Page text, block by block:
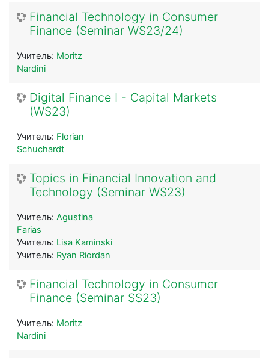
Financial Technology in Consumer
Finance (Seminar WS23/24)
Учитель: Moritz
Nardini
Digital Finance I - Capital Markets
(WS23)
Учитель: Florian
Schuchardt
Topics in Financial Innovation and
Technology (Seminar WS23)
Учитель: Agustina
Farias
Учитель: Lisa Kaminski
Учитель: Ryan Riordan
Financial Technology in Consumer
Finance (Seminar SS23)
Учитель: Moritz
Nardini